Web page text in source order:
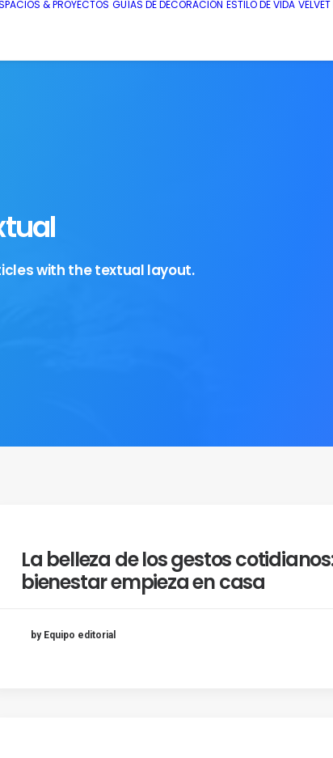
& PROYECTOS GUÍAS DE DECORACIÓN ESTILO DE VIDA
with the textual layout.
La belleza de los gestos
bienestar empieza en casa
by Equipo editorial